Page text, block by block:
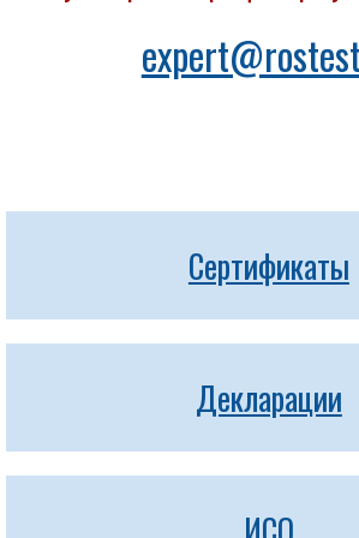
Сертификаты
Декларации